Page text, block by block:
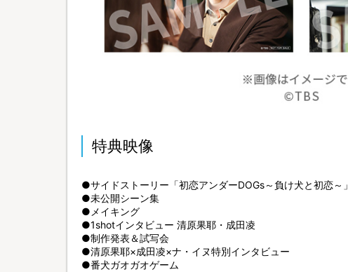
特典映像
●サイドストーリー「初恋アンダーDOGs～負け犬と初恋～」
●未公開シーン集
●メイキング
●1shotインタビュー 清原果耶・成田凌
●制作発表＆試写会
●清原果耶×成田凌×ナ・イヌ特別インタビュー
●番犬ガオガオゲーム